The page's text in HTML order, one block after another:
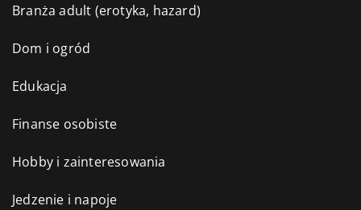
Branża adult (erotyka, hazard)
Dom i ogród
Edukacja
Finanse osobiste
Hobby i zainteresowania
Jedzenie i napoje